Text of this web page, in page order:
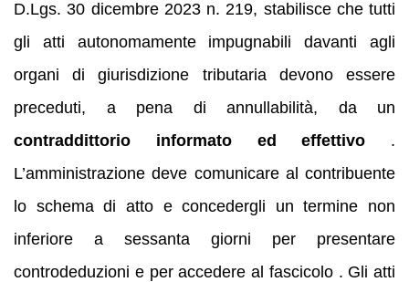
D.Lgs. 30 dicembre 2023 n. 219, stabilisce che tutti
gli atti autonomamente impugnabili davanti agli
organi di giurisdizione tributaria devono essere
preceduti, a pena di annullabilità, da un
contraddittorio informato ed effettivo .
L’amministrazione deve comunicare al contribuente
lo schema di atto e concedergli un termine non
inferiore a sessanta giorni per presentare
controdeduzioni e per accedere al fascicolo . Gli atti